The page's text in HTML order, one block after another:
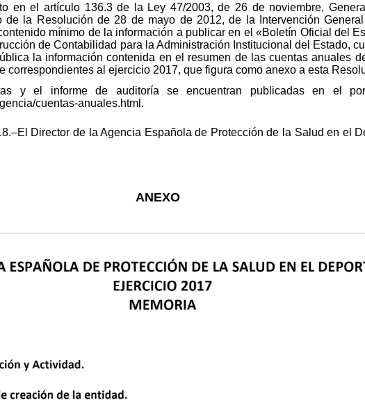
en el artículo 136.3 de la Ley 47/2003, de 26 de noviembre,
de la Resolución de 28 de mayo de 2012, de la Intervención
mínimo de la información a publicar en el «Boletín Oficial del
de Contabilidad para la Administración Institucional del Estado,
la información contenida en el resumen de las cuentas anuales
correspondientes al ejercicio 2017, que figura como anexo a esta
y el informe de auditoría se encuentran publicadas en el
cuentas-anuales.html.
Director de la Agencia Española de Protección de la Salud en el
ANEXO